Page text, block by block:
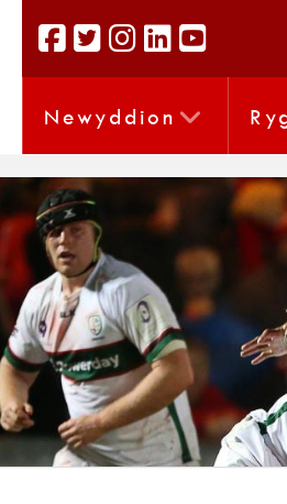
Newyddion